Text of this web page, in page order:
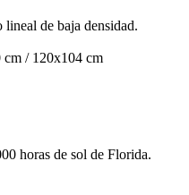
de baja densidad.
/ 120x104 cm
horas de sol de Florida.